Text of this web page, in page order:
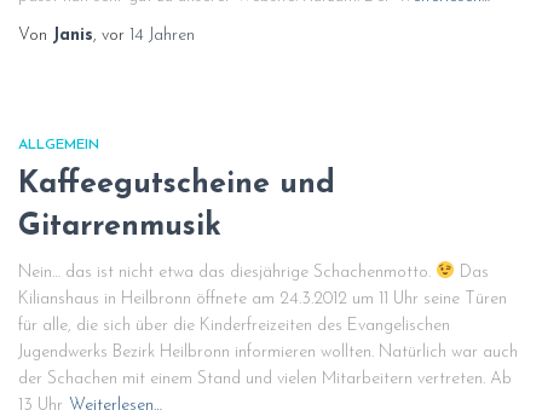
Von Janis, vor 14 Jahren
ALLGEMEIN
Kaffeegutscheine und
Gitarrenmusik
Nein… das ist nicht etwa das diesjährige Schachenmotto.
Das
Kilianshaus in Heilbronn öffnete am 24.3.2012 um 11 Uhr seine Türen
für alle, die sich über die Kinderfreizeiten des Evangelischen
Jugendwerks Bezirk Heilbronn informieren wollten. Natürlich war auch
der Schachen mit einem Stand und vielen Mitarbeitern vertreten. Ab
13 Uhr Weiterlesen…